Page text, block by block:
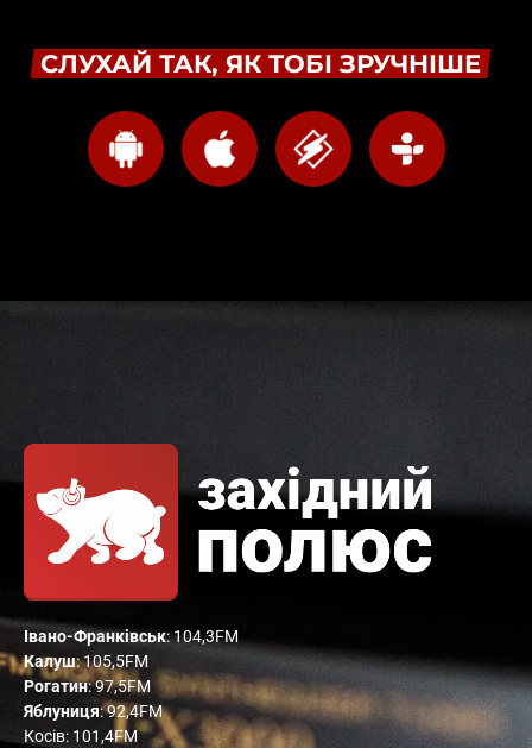
СЛУХАЙ ТАК, ЯК ТОБІ ЗРУЧНІШЕ
Івано-Франківськ: 104,3FM
Калуш: 105,5FM
Рогатин: 97,5FM
Яблуниця: 92,4FM
Косів: 101,4FM